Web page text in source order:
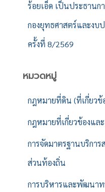
ร้อยเอ็ด เป็นประธานก
กองยุทธศาสตร์และงบ
ครั้งที่ 8/2569
หมวดหมู่
กฎหมายที่ดิน (ที่เกี่ยวข้
กฎหมายที่เกี่ยวข้องแ
การจัดมาตรฐานบริกา
ส่วนท้องถิ่น
การบริหารและพัฒนา